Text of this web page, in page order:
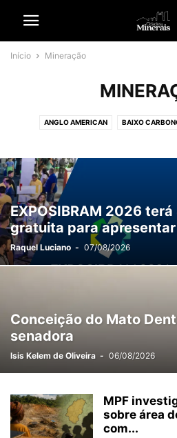
Início Mineração
ANGLO AMERICAN BAIXO
CIDADES & MINERADORAS CIÊNCIA E
CONGONHAS
DIVERSIDADE
EMPRESAS & NEGÓCIOS
ESPECIAL REVISTA CM
GERAL
MÉDIO PIRACICABA MEIO AMBIENTE
MUDANÇAS CLIMÁTICAS
PARCEIROS PATROCINADOS
PREVISÃO DO TEMPO PUBLIEDITORIAL
SETE LAGOAS
SUSTENTABILIDADE TARIFAÇO
TURISMO TURISMO RELIGIOSO
EXPOSIBRAM 2026
gratuita para
Raquel Luciano - 07/08/2026
Conceição do Mato
senadora
Isis Kelem de Oliveira - 06/08/2026
MPF
sobre área
com...